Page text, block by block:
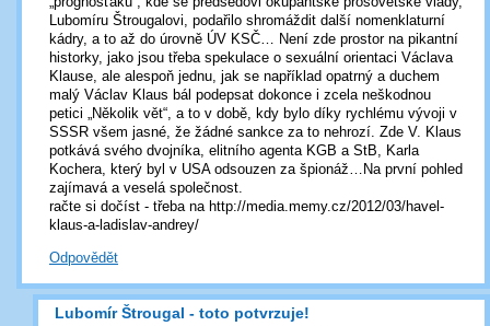
Lubomíru Štrougalovi, podařilo shromáždit další nomenklaturní
kádry, a to až do úrovně ÚV KSČ… Není zde prostor na pikantní
historky, jako jsou třeba spekulace o sexuální orientaci Václava
Klause, ale alespoň jednu, jak se například opatrný a duchem
malý Václav Klaus bál podepsat dokonce i zcela neškodnou
petici „Několik vět“, a to v době, kdy bylo díky rychlému vývoji v
SSSR všem jasné, že žádné sankce za to nehrozí. Zde V. Klaus
potkává svého dvojníka, elitního agenta KGB a StB, Karla
Kochera, který byl v USA odsouzen za špionáž…Na první pohled
zajímavá a veselá společnost.
račte si dočíst - třeba na http://media.memy.cz/2012/03/havel-
klaus-a-ladislav-andrey/
Odpovědět
Lubomír Štrougal - toto potvrzuje!